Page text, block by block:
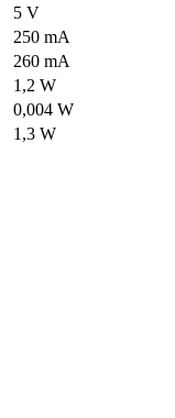
5 V
250 mA
260 mA
1,2 W
0,004 W
1,3 W